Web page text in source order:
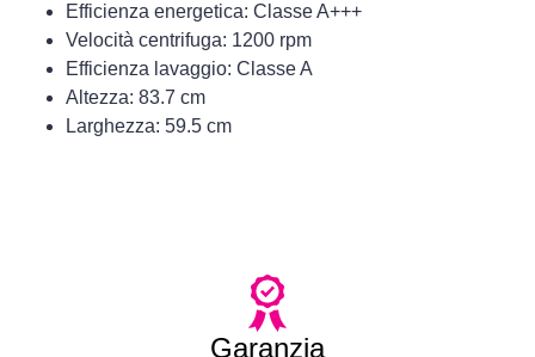
Efficienza energetica: Classe A+++
Velocità centrifuga: 1200 rpm
Efficienza lavaggio: Classe A
Altezza: 83.7 cm
Larghezza: 59.5 cm
Garanzia